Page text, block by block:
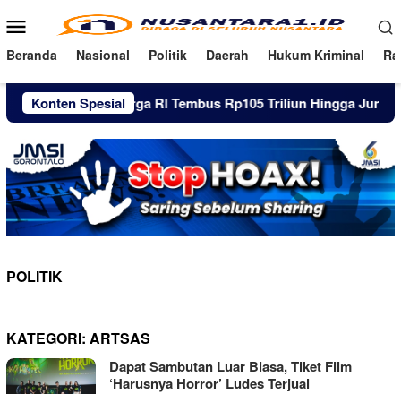
ke
konten
Menu
Mobile
Beranda Nasional Politik Daerah Hukum Kriminal
Konten Spesial
Pinjol Warga RI Tembus Rp105 Triliun Hingga Juni 2026
POLITIK
KATEGORI: ARTSAS
Dapat Sambutan Luar Biasa, Tiket Film
‘Harusnya Horror’ Ludes Terjual